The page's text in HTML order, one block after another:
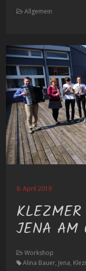
Allgemein
8. April 2019
KLEZMER
JENA AM
Workshop
Alina Bauer, Jena,